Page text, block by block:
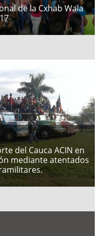
de la Cxhab Wala
del Cauca ACIN en
mediante atentados